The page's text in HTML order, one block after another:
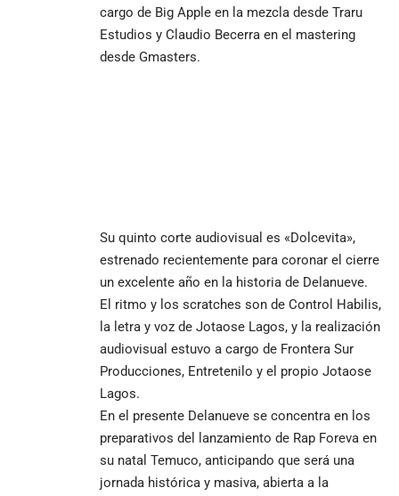
cargo de Big Apple en la mezcla desde Traru
Estudios y Claudio Becerra en el mastering
desde Gmasters.
Su quinto corte audiovisual es «Dolcevita»,
estrenado recientemente para coronar el cierre
un excelente año en la historia de Delanueve.
El ritmo y los scratches son de Control Habilis,
la letra y voz de Jotaose Lagos, y la realización
audiovisual estuvo a cargo de Frontera Sur
Producciones, Entretenilo y el propio Jotaose
Lagos.
En el presente Delanueve se concentra en los
preparativos del lanzamiento de Rap Foreva en
su natal Temuco, anticipando que será una
jornada histórica y masiva, abierta a la